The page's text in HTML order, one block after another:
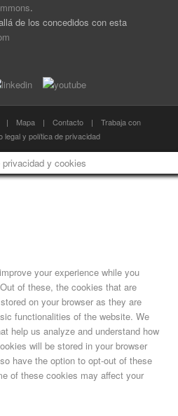
.
de los concedidos con esta
| Mapa | Contacto |
Trabaja con
legal y política de privacidad
y cookies
your experience while you
of these, the cookies that are
on your browser as they are
functionalities of the website. We
help us analyze and understand how
will be stored in your browser
have the option to opt-out of these
of these cookies may affect your